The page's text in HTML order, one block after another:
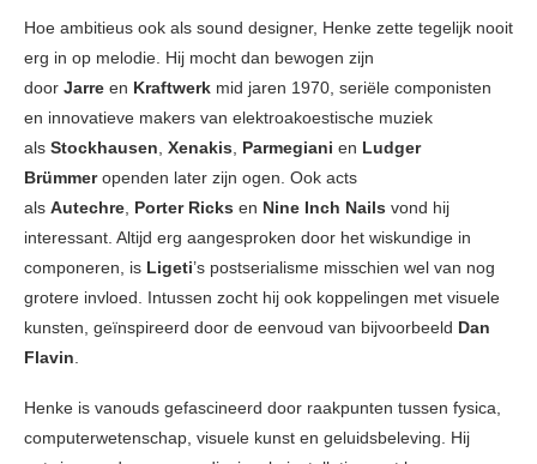
Hoe ambitieus ook als sound designer, Henke zette tegelijk nooit
erg in op melodie. Hij mocht dan bewogen zijn
door Jarre en Kraftwerk mid jaren 1970, seriële componisten
en innovatieve makers van elektroakoestische muziek
als Stockhausen, Xenakis, Parmegiani en Ludger
Brümmeropenden later zijn ogen. Ook acts
als Autechre, Porter Ricks en Nine Inch Nails vond hij
interessant. Altijd erg aangesproken door het wiskundige in
componeren, is Ligeti’s postserialisme misschien wel van nog
grotere invloed. Intussen zocht hij ook koppelingen met visuele
kunsten, geïnspireerd door de eenvoud van bijvoorbeeld Dan
Flavin.
Henke is vanouds gefascineerd door raakpunten tussen fysica,
computerwetenschap, visuele kunst en geluidsbeleving. Hij